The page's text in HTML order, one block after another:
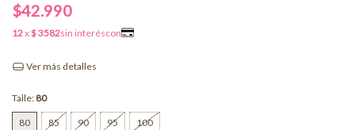
$42.990
Ver más detalles
Talle: 80
80 85 90 95 100